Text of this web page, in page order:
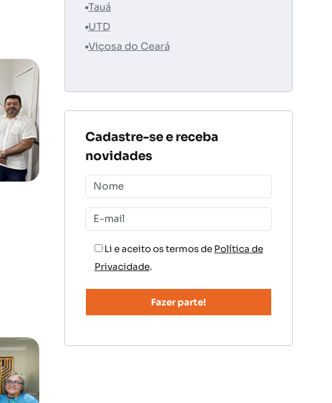
Tauá
UTD
Viçosa do Ceará
Cadastre-se e receba
novidades
Li e aceito os termos de Política de
Privacidade.